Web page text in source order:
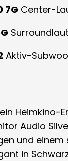
7G Center-
Aktiv-
Audio
und
in